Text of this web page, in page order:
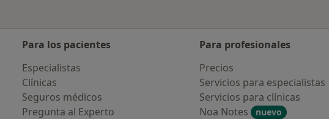
Para los pacientes
Especialistas
Clínicas
Seguros médicos
Pregunta al Experto
Para profesionales
Precios
Servicios para especialistas
Servicios para clínicas
Noa Notes
nuevo